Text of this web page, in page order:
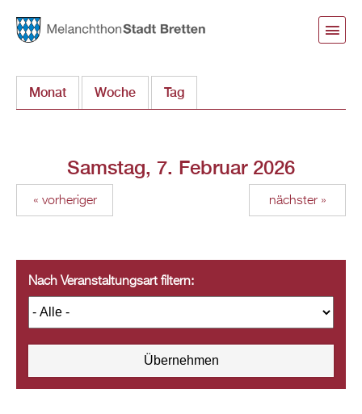
Monat Woche Tag
Samstag, 7. Februar 2026
« vorheriger nächster »
Nach Veranstaltungsart filtern: